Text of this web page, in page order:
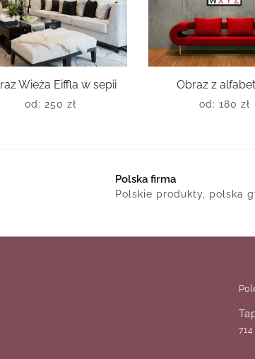
Wieża Eiffla w sepii
od: 250zł
Obraz z
od: 180 zł
Polska firma
Polskie produkty, polska
714